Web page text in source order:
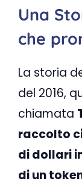
Una
che
La storia
del 2016,
chiamata
raccolto
di dollari
di un